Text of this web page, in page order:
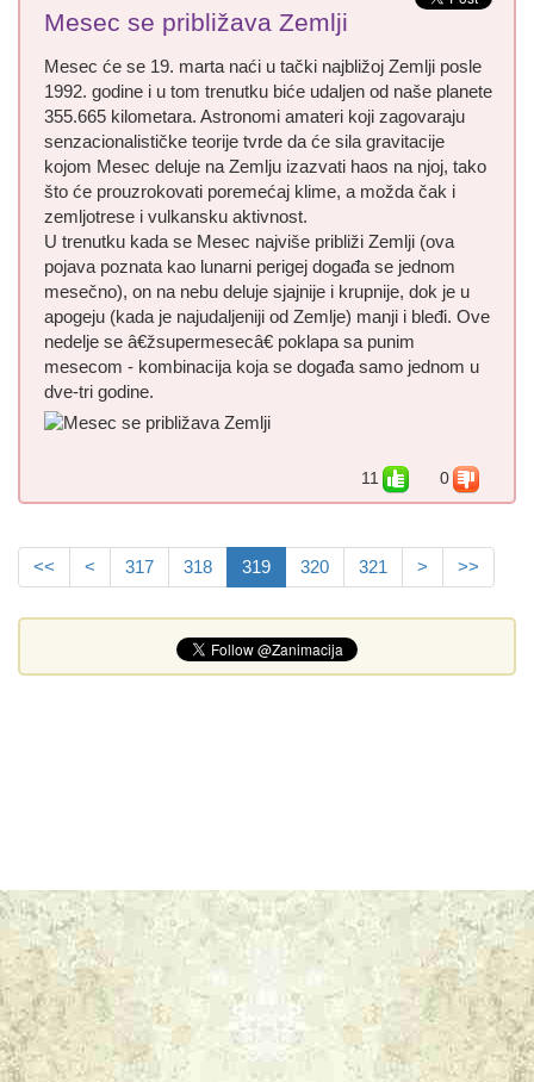
Mesec se približava Zemlji
Mesec će se 19. marta naći u tački najbližoj Zemlji posle
1992. godine i u tom trenutku biće udaljen od naše planete
355.665 kilometara. Astronomi amateri koji zagovaraju
senzacionalističke teorije tvrde da će sila gravitacije
kojom Mesec deluje na Zemlju izazvati haos na njoj, tako
što će prouzrokovati poremećaj klime, a možda čak i
zemljotrese i vulkansku aktivnost.
U trenutku kada se Mesec najviše približi Zemlji (ova
pojava poznata kao lunarni perigej događa se jednom
mesečno), on na nebu deluje sjajnije i krupnije, dok je u
apogeju (kada je najudaljeniji od Zemlje) manji i bleđi. Ove
nedelje se â€žsupermesecâ€ poklapa sa punim
mesecom - kombinacija koja se događa samo jednom u
dve-tri godine.
11 0
<< < 317 318 319 320 321 > >>